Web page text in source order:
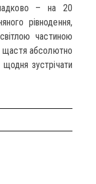
– на 20
рівнодення,
частиною
щастя абсолютно
щодня зустрічати